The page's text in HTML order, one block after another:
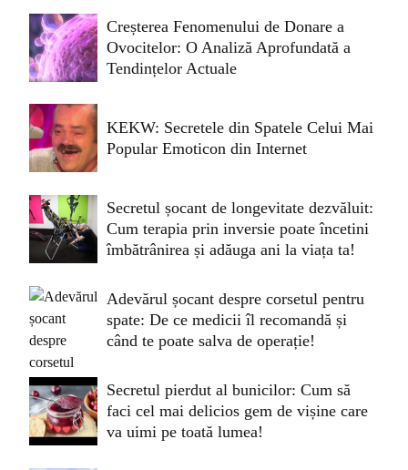
Creșterea Fenomenului de Donare a
Ovocitelor: O Analiză Aprofundată a
Tendințelor Actuale
KEKW: Secretele din Spatele Celui Mai
Popular Emoticon din Internet
Secretul șocant de longevitate dezvăluit:
Cum terapia prin inversie poate încetini
îmbătrânirea și adăuga ani la viața ta!
Adevărul șocant despre corsetul pentru
spate: De ce medicii îl recomandă și
când te poate salva de operație!
Secretul pierdut al bunicilor: Cum să
faci cel mai delicios gem de vișine care
va uimi pe toată lumea!